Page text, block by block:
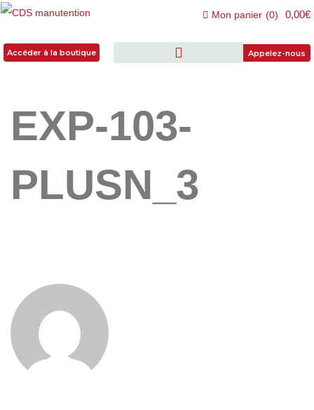
Accéder à la boutique
Mon panier (0) 0,00€
Appelez-nous
EXP-103-
PLUSN_3